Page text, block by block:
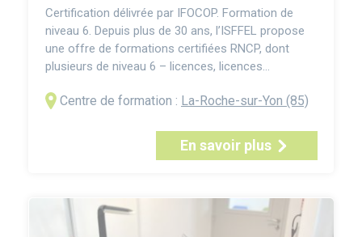
Certification délivrée par IFOCOP. Formation de
niveau 6. Depuis plus de 30 ans, l’ISFFEL propose
une offre de formations certifiées RNCP, dont
plusieurs de niveau 6 – licences, licences
généralement à trois années d’études après le
(Qualité, Hygiène, Sécurité, Environnement) forme
Centre de formation : La-Roche-sur-Yon (85)
En savoir plus